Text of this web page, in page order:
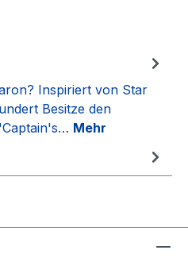
Inspiriert von Star
Besitze den
Mehr